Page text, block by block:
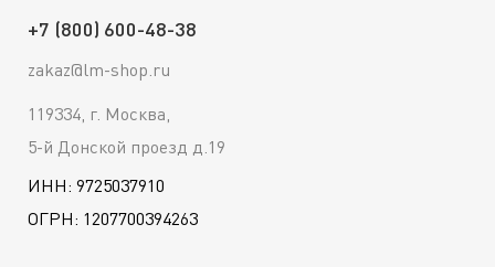
+7 (800) 600-48-38
zakaz@lm-shop.ru
119334, г. Москва,
5-й Донской проезд д.19
ИНН: 9725037910
ОГРН: 1207700394263